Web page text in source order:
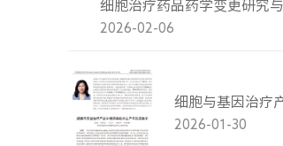
细胞治疗药品药学变更研究
2026-02-06
细胞与基因治疗
2026-01-30